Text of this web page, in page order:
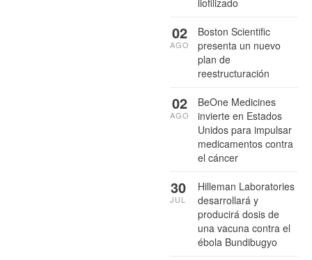
Boston Scientific
presenta un nuevo
plan de
reestructuración
02
AGO
BeOne Medicines
invierte en Estados
Unidos para impulsar
medicamentos contra
el cáncer
02
AGO
Hilleman Laboratories
desarrollará y
producirá dosis de
una vacuna contra el
ébola Bundibugyo
30
JUL